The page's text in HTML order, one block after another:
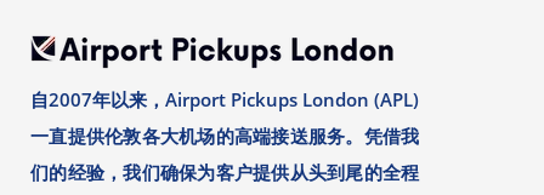
自2007年以来，Airport Pickups London (APL)
一直提供伦敦各大机场的高端接送服务。凭借我
们的经验，我们确保为客户提供从头到尾的全程